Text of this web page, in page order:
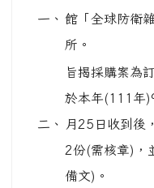
一、 館「全球防衛
所。
二、
旨揭採購案為
於本年(111年
月25日收到後
2份(需核章)，
備文)。